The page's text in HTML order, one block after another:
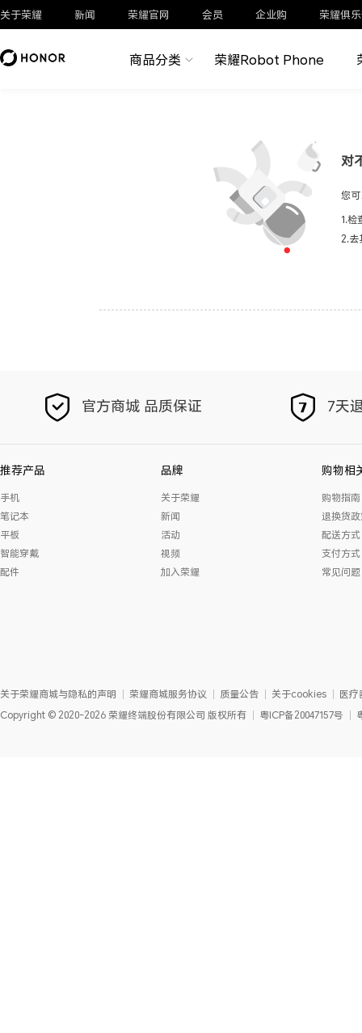
关于荣耀 新闻 荣耀官网 会员 企业购 荣耀俱
商品分类 荣耀Robot Phone
对
您
1.检
2.去
官方商城 品质保证 7天
推荐产品
手机
笔记本
平板
智能穿戴
配件
品牌
关于荣耀
新闻
活动
视频
加入荣耀
购物相
购物指南
退换货
配送方式
支付方式
常见问题
关于荣耀商城与隐私的声明 荣耀商城服务协议 质量公告 关于cookies
医疗
Copyright © 2020-2026 荣耀终端股份有限公司 版权所有 粤ICP备20047157号